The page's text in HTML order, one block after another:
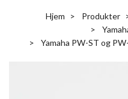
Hjem Produkter
Yamaha PW-ST og